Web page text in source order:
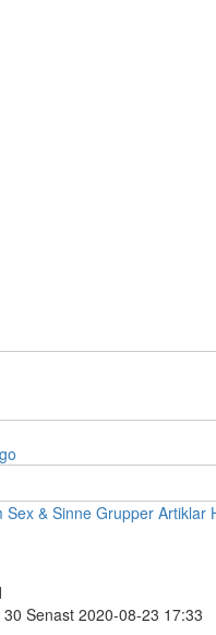
Sex & Sinne Grupper Artiklar
30 Senast 2020-08-23 17:33